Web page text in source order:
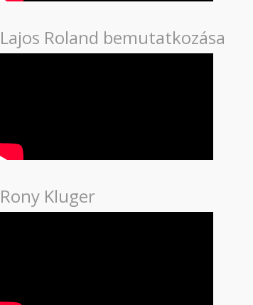
Lajos Roland bemutatkozása
Rony Kluger